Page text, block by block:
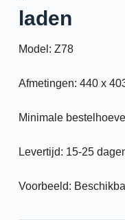
laden
Model: Z78
Afmetingen: 440 x
Minimale
Levertijd: 15-25
Voorbeeld: